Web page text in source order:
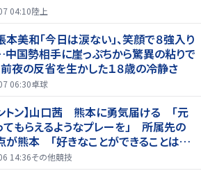
04:10陸上
本美和「今日は涙ない」、笑顔で８強入り
国勢相手に崖っぷちから驚異の粘りで
夜の反省を生かした１８歳の冷静さ
06:30卓球
ントン】山口茜 熊本に勇気届ける 「元
てもらえるようなプレーを」 所属先の
が熊本 「好きなことができることは当
ない」
14:36その他競技